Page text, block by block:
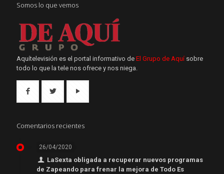
Somos lo que vemos
Aquítelevisión es el portal informativo de El Grupo de Aquí sobre
todo lo que la tele nos ofrece y nos niega.
Comentarios recientes
26/04/2020
LaSexta obligada a recuperar nuevos programas
de Zapeando para frenar la mejora de Todo Es